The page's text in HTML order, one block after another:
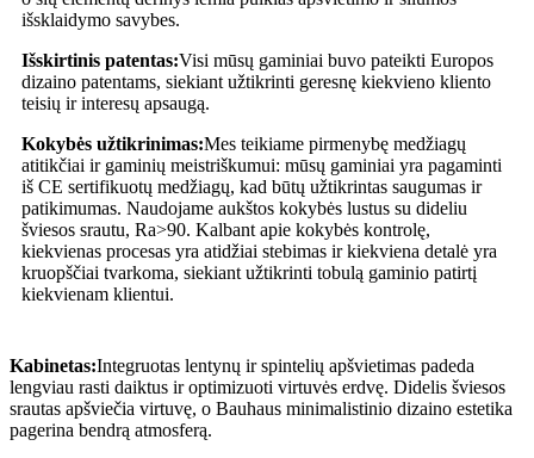
išsklaidymo savybes.
Išskirtinis patentas:Visi mūsų gaminiai buvo pateikti Europos
dizaino patentams, siekiant užtikrinti geresnę kiekvieno kliento
teisių ir interesų apsaugą.
Kokybės užtikrinimas:Mes teikiame pirmenybę medžiagų
atitikčiai ir gaminių meistriškumui: mūsų gaminiai yra pagaminti
iš CE sertifikuotų medžiagų, kad būtų užtikrintas saugumas ir
patikimumas. Naudojame aukštos kokybės lustus su dideliu
šviesos srautu, Ra>90. Kalbant apie kokybės kontrolę,
kiekvienas procesas yra atidžiai stebimas ir kiekviena detalė yra
kruopščiai tvarkoma, siekiant užtikrinti tobulą gaminio patirtį
kiekvienam klientui.
Kabinetas:Integruotas lentynų ir spintelių apšvietimas padeda
lengviau rasti daiktus ir optimizuoti virtuvės erdvę. Didelis šviesos
srautas apšviečia virtuvę, o Bauhaus minimalistinio dizaino estetika
pagerina bendrą atmosferą.